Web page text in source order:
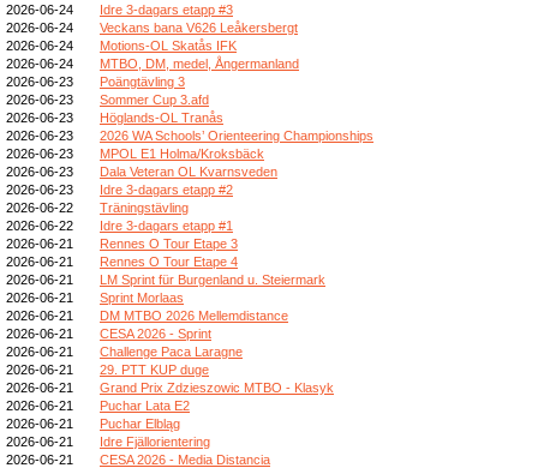
2026-06-24
Idre 3-dagars etapp #3
2026-06-24
Veckans bana V626 Leåkersbergt
2026-06-24
Motions-OL Skatås IFK
2026-06-24
MTBO, DM, medel, Ångermanland
2026-06-23
Poängtävling 3
2026-06-23
Sommer Cup 3.afd
2026-06-23
Höglands-OL Tranås
2026-06-23
2026 WA Schools’ Orienteering Championships
2026-06-23
MPOL E1 Holma/Kroksbäck
2026-06-23
Dala Veteran OL Kvarnsveden
2026-06-23
Idre 3-dagars etapp #2
2026-06-22
Träningstävling
2026-06-22
Idre 3-dagars etapp #1
2026-06-21
Rennes O Tour Etape 3
2026-06-21
Rennes O Tour Etape 4
2026-06-21
LM Sprint für Burgenland u. Steiermark
2026-06-21
Sprint Morlaas
2026-06-21
DM MTBO 2026 Mellemdistance
2026-06-21
CESA 2026 - Sprint
2026-06-21
Challenge Paca Laragne
2026-06-21
29. PTT KUP duge
2026-06-21
Grand Prix Zdzieszowic MTBO - Klasyk
2026-06-21
Puchar Lata E2
2026-06-21
Puchar Elbląg
2026-06-21
Idre Fjällorientering
2026-06-21
CESA 2026 - Media Distancia